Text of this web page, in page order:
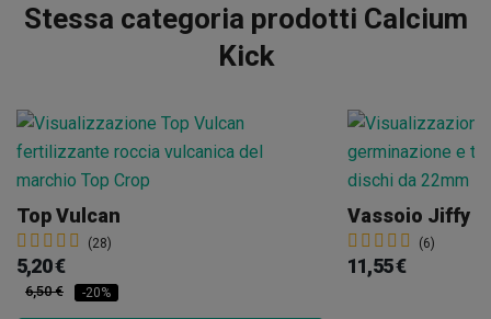
Stessa categoria prodotti Calcium
Kick
Top Vulcan
(28)
5,20 €
6,50 € -20%
(6)
11,55 €